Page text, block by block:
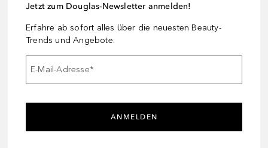
Jetzt zum Douglas-Newsletter anmelden!
Erfahre ab sofort alles über die neuesten Beauty-
Trends und Angebote.
E-Mail-Adresse*
ANMELDEN